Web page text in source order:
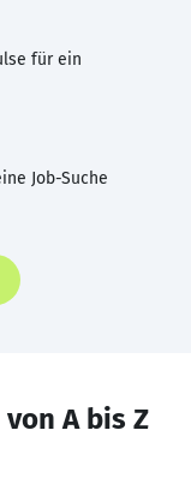
für ein
Job-Suche
A bis Z